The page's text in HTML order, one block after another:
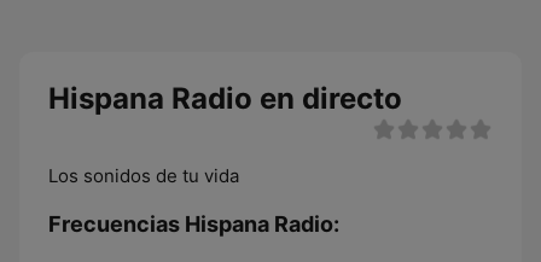
Hispana Radio en directo
Los sonidos de tu vida
Frecuencias Hispana Radio: